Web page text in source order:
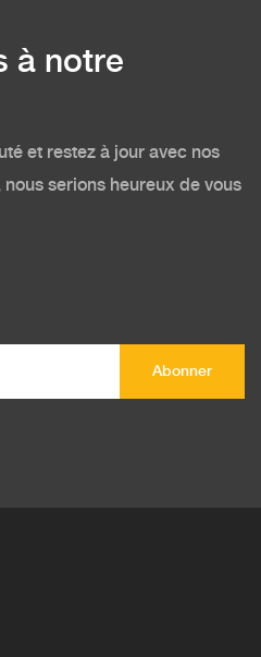
à notre
et restez à jour avec nos
serions heureux de vous